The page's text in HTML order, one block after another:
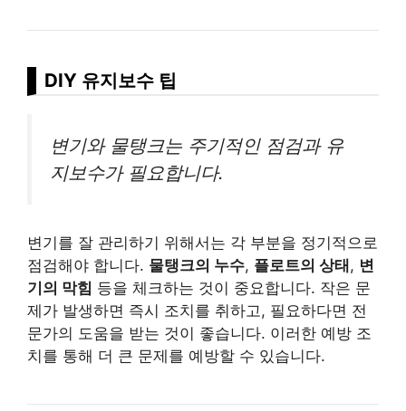
DIY 유지보수 팁
변기와 물탱크는 주기적인 점검과 유
지보수가 필요합니다.
변기를 잘 관리하기 위해서는 각 부분을 정기적으로
점검해야 합니다. 물탱크의 누수, 플로트의 상태 , 변
기의 막힘 등을 체크하는 것이 중요합니다. 작은 문
제가 발생하면 즉시 조치를 취하고, 필요하다면 전
문가의 도움을 받는 것이 좋습니다. 이러한 예방 조
치를 통해 더 큰 문제를 예방할 수 있습니다.